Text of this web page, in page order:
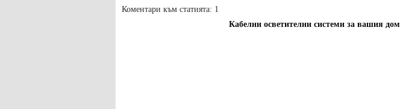
Коментари към статията: 1
Кабелни осветителни системи за вашия дом